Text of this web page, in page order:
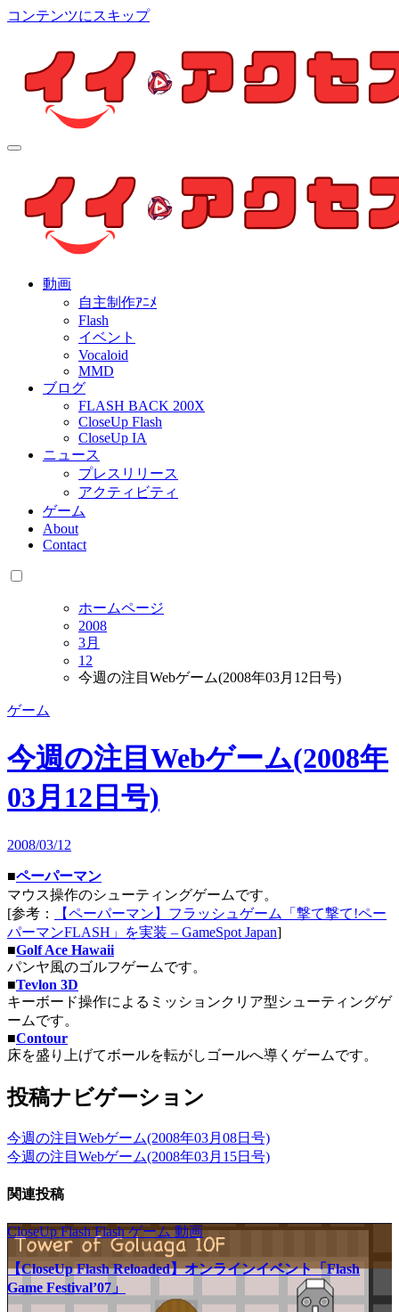
コンテンツにスキップ
個人制作アニメを中心とした動画紹介ブログ
動画
自主制作ｱﾆﾒ
Flash
イベント
Vocaloid
MMD
ブログ
FLASH BACK 200X
CloseUp Flash
CloseUp IA
ニュース
プレスリリース
アクティビティ
ゲーム
About
Contact
ホームページ
2008
3月
12
今週の注目Webゲーム(2008年03月12日号)
ゲーム
今週の注目Webゲーム(2008年
03月12日号)
2008/03/12
■ペーパーマン
マウス操作のシューティングゲームです。
[参考：
【ペーパーマン】フラッシュゲーム「撃て撃て!ペー
パーマンFLASH」を実装 – GameSpot Japan]
■Golf Ace Hawaii
パンヤ風のゴルフゲームです。
■Tevlon 3D
キーボード操作によるミッションクリア型シューティングゲ
ームです。
■Contour
床を盛り上げてボールを転がしゴールへ導くゲームです。
投稿ナビゲーション
今週の注目Webゲーム(2008年03月08日号)
今週の注目Webゲーム(2008年03月15日号)
関連投稿
CloseUp FlashFlashゲーム動画
【CloseUp Flash Reloaded】オンラインイベント「Flash
Game Festival’07」